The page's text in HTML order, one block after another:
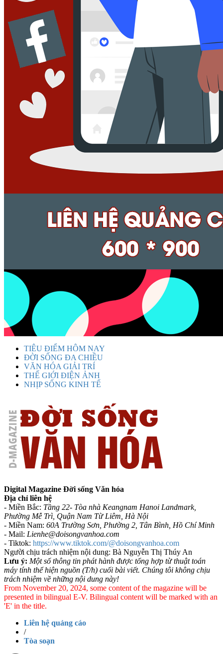
TIÊU ĐIỂM HÔM NAY
ĐỜI SỐNG ĐA CHIỀU
VĂN HÓA GIẢI TRÍ
THẾ GIỚI ĐIỆN ẢNH
NHỊP SỐNG KINH TẾ
Digital Magazine Đời sống Văn hóa
Địa chỉ liên hệ
- Miền Bắc: Tầng 22- Tòa nhà Keangnam Hanoi Landmark,
Phường Mễ Trì, Quận Nam Từ Liêm, Hà Nội
- Miền Nam: 60A Trường Sơn, Phường 2, Tân Bình, Hồ Chí Minh
- Mail: Lienhe@doisongvanhoa.com
- Tiktok: https://www.tiktok.com/@doisongvanhoa.com
Người chịu trách nhiệm nội dung: Bà Nguyễn Thị Thúy An
Lưu ý: Một số thông tin phát hành được tổng hợp từ thuật toán
máy tính thể hiện nguồn (T/h) cuối bài viết. Chúng tôi không chịu
trách nhiệm về những nội dung này!
From November 20, 2024, some content of the magazine will be
presented in bilingual E-V. Bilingual content will be marked with an
'E' in the title.
Liên hệ quảng cáo
/
Tòa soạn